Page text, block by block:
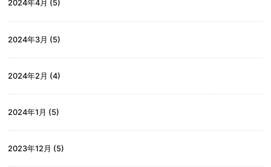
2024年4月 (5)
2024年3月 (5)
2024年2月 (4)
2024年1月 (5)
2023年12月 (5)